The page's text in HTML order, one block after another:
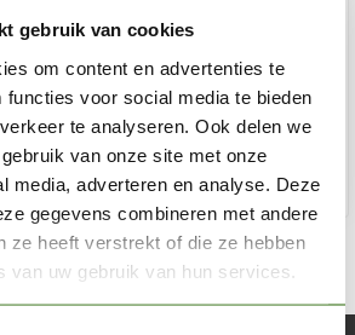
gebruik van cookies
om content en advertenties te
functies voor social media te bieden
te analyseren. Ook delen we
van onze site met onze
media, adverteren en analyse. Deze
gegevens combineren met andere
ze heeft verstrekt of die ze hebben
van uw gebruik van hun services.
S195
€10,60